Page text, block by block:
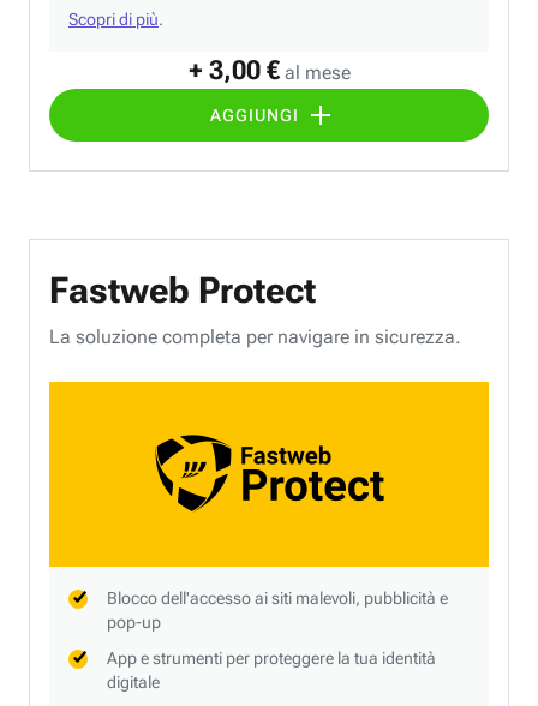
+ 3,00 € al mese
AGGIUNGI
Scopri di più.
Fastweb Protect
La soluzione completa per navigare in sicurezza.
Blocco dell'accesso ai siti malevoli, pubblicità e
pop-up
App e strumenti per proteggere la tua identità
digitale